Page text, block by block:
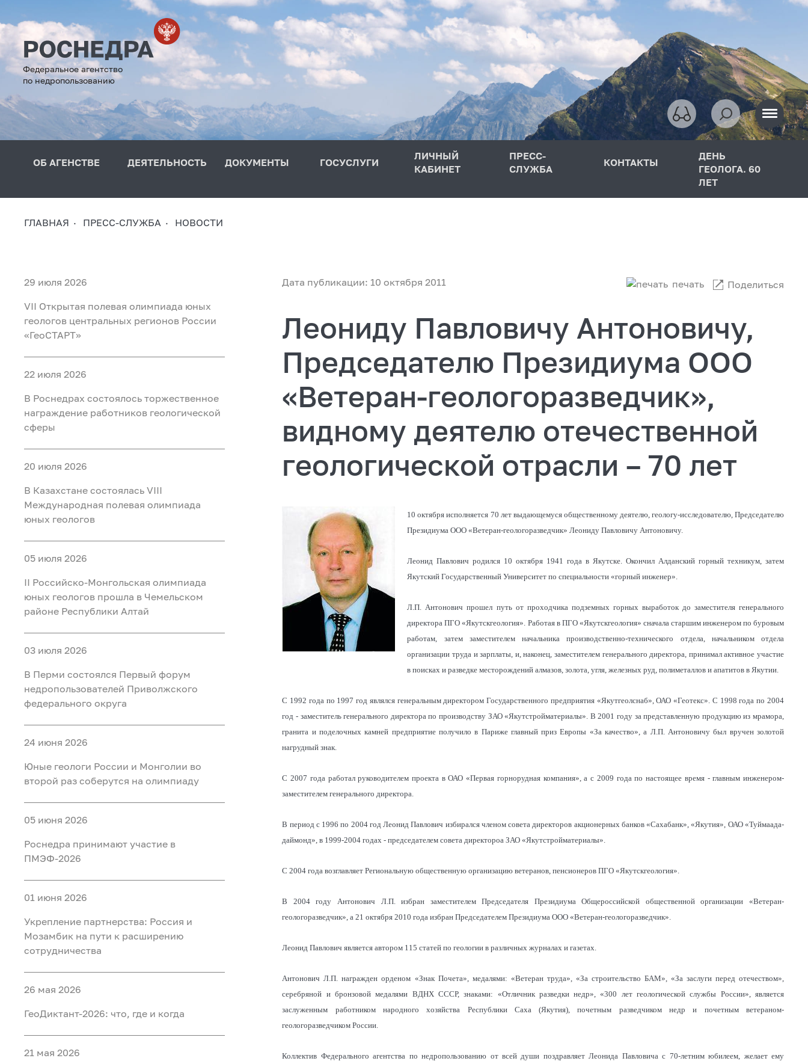
Федеральное агентство
по недропользованию
ОБ АГЕНСТВЕ ДЕЯТЕЛЬНОСТЬ ДОКУМЕНТЫ ГОСУСЛУГИ
ЛИЧНЫЙ
КАБИНЕТ
ПРЕСС-
СЛУЖБА
КОНТАКТЫ
ДЕНЬ
ГЕОЛОГА. 60
ЛЕТ
ГЛАВНАЯ ПРЕСС-СЛУЖБА НОВОСТИ
29 июля 2026
VII Открытая полевая олимпиада юных
геологов центральных регионов России
«ГеоСТАРТ»
22 июля 2026
В Роснедрах состоялось торжественное
награждение работников геологической
сферы
20 июля 2026
В Казахстане состоялась VIII
Международная полевая олимпиада
юных геологов
05 июля 2026
II Российско‑Монгольская олимпиада
юных геологов прошла в Чемельском
районе Республики Алтай
03 июля 2026
В Перми состоялся Первый форум
недропользователей Приволжского
федерального округа
24 июня 2026
Юные геологи России и Монголии во
второй раз соберутся на олимпиаду
05 июня 2026
Роснедра принимают участие в
ПМЭФ-2026
01 июня 2026
Укрепление партнерства: Россия и
Мозамбик на пути к расширению
сотрудничества
26 мая 2026
ГеоДиктант-2026: что, где и когда
21 мая 2026
Дата публикации: 10 октября 2011 печать Поделиться
Леониду Павловичу Антоновичу,
Председателю Президиума ООО
«Ветеран-геологоразведчик»,
видному деятелю отечественной
геологической отрасли – 70 лет
10 октября исполняется 70 лет выдающемуся общественному деятелю, геологу-исследователю, Председателю
Президиума ООО «Ветеран-геологоразведчик» Леониду Павловичу Антоновичу.
Леонид Павлович родился 10 октября 1941 года в Якутске. Окончил Алданский горный техникум, затем
Якутский Государственный Университет по специальности «горный инженер».
Л.П. Антонович прошел путь от проходчика подземных горных выработок до заместителя генерального
директора ПГО «Якутскгеология». Работая в ПГО «Якутскгеология» сначала старшим инженером по буровым
работам, затем заместителем начальника производственно-технического отдела, начальником отдела
организации труда и зарплаты, и, наконец, заместителем генерального директора, принимал активное участие
в поисках и разведке месторождений алмазов, золота, угля, железных руд, полиметаллов и апатитов в Якутии.
С 1992 года по 1997 год являлся генеральным директором Государственного предприятия «Якутгеолснаб», ОАО «Геотекс». С 1998 года по 2004
год - заместитель генерального директора по производству ЗАО «Якутстройматериалы». В 2001 году за представленную продукцию из мрамора,
гранита и поделочных камней предприятие получило в Париже главный приз Европы «За качество», а Л.П. Антоновичу был вручен золотой
нагрудный знак.
С 2007 года работал руководителем проекта в ОАО «Первая горнорудная компания», а с 2009 года по настоящее время - главным инженером-
заместителем генерального директора.
В период с 1996 по 2004 год Леонид Павлович избирался членом совета директоров акционерных банков «Сахабанк», «Якутия», ОАО «Туймаада-
даймонд», в 1999-2004 годах - председателем совета директороа ЗАО «Якутстройматериалы».
С 2004 года возглавляет Региональную общественную организацию ветеранов, пенсионеров ПГО «Якутскгеология».
В 2004 году Антонович Л.П. избран заместителем Председателя Президиума Общероссийской общественной организации «Ветеран-
геологоразведчик», а 21 октября 2010 года избран Председателем Президиума ООО «Ветеран-геологоразведчик».
Леонид Павлович является автором 115 статей по геологии в различных журналах и газетах.
Антонович Л.П. награжден орденом «Знак Почета», медалями: «Ветеран труда», «За строительство БАМ», «За заслуги перед отечеством»,
серебряной и бронзовой медалями ВДНХ СССР, знаками: «Отличник разведки недр», «300 лет геологической службы России», является
заслуженным работником народного хозяйства Республики Саха (Якутия), почетным разведчиком недр и почетным ветераном-
геологоразведчиком России.
Коллектив Федерального агентства по недропользованию от всей души поздравляет Леонида Павловича с 70-летним юбилеем, желает ему